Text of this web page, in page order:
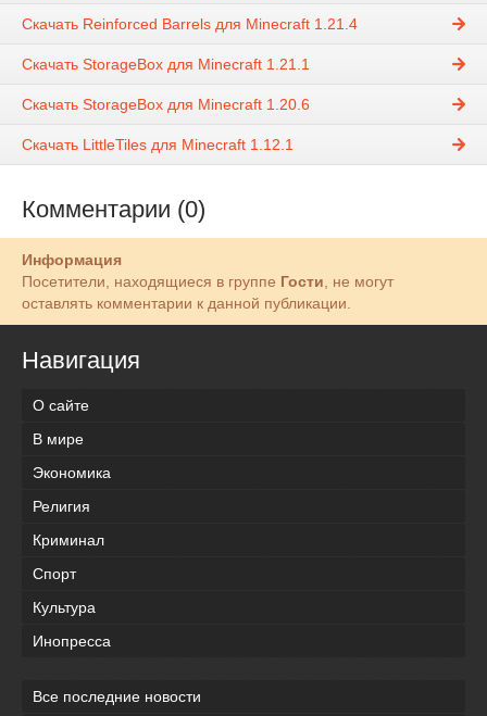
Скачать Reinforced Barrels для Minecraft 1.21.4
Скачать StorageBox для Minecraft 1.21.1
Скачать StorageBox для Minecraft 1.20.6
Скачать LittleTiles для Minecraft 1.12.1
Комментарии (0)
Информация
Посетители, находящиеся в группе Гости , не могут
оставлять комментарии к данной публикации.
Навигация
О сайте
В мире
Экономика
Религия
Криминал
Спорт
Культура
Инопресса
Все последние новости